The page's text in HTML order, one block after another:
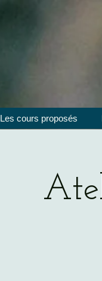
Les cours proposés